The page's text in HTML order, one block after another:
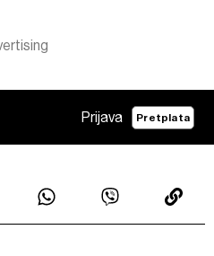
Prijava Pretplata